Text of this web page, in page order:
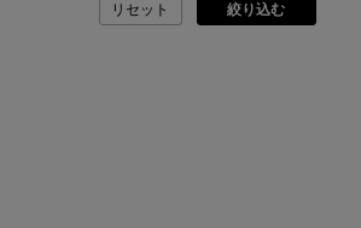
リセット 絞り込む